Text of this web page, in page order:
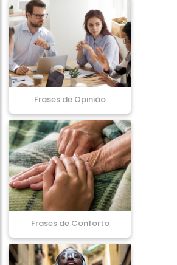
Frases de Opinião
Frases de Conforto